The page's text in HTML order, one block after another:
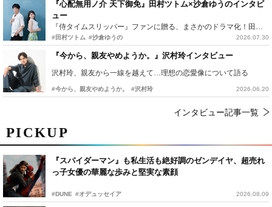
PICKUP
『スパイダーマン』も私生活も絶好調のゼンデイヤ、超売れ
っ子女優の華麗な歩みと堅実な素顔
#DUNE #オデュッセイア 2026.08.09
『心配無用ノ介 天下御免』田村ツトム×沙倉ゆうのインタビ
ュー
『侍タイムスリッパー』ファンに贈る、まさかのドラマ化！田村ツトム×沙倉ゆうのが語る『心配無用ノ介』撮影秘話
#田村ツトム #沙倉ゆうの 2026.07.30
『今から、親友やめようか。』沢村玲インタビュー
沢村玲、親友から一線を越えて…理想の恋愛像について語る
#今から、親友やめようか。 #沢村玲 2026.06.20
インタビュー記事一覧